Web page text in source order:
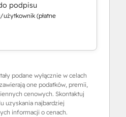
podpisu
(płatne
podane wyłącznie w celach
one podatków, premii,
cenowych. Skontaktuj
uzyskania najbardziej
informacji o cenach.